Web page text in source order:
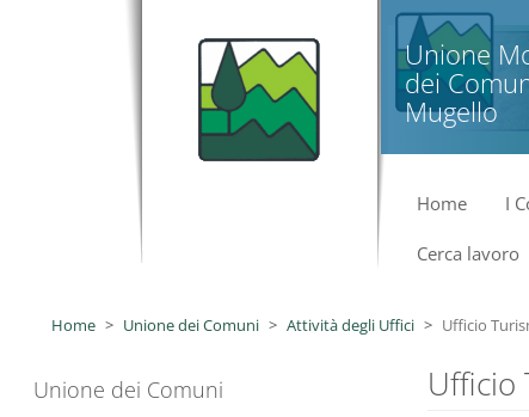
Unione
dei
Mugello
Home I
Cerca lavoro
Home Unione dei Comuni Attività degli Uffici Ufficio
Ufficio
Unione dei Comuni